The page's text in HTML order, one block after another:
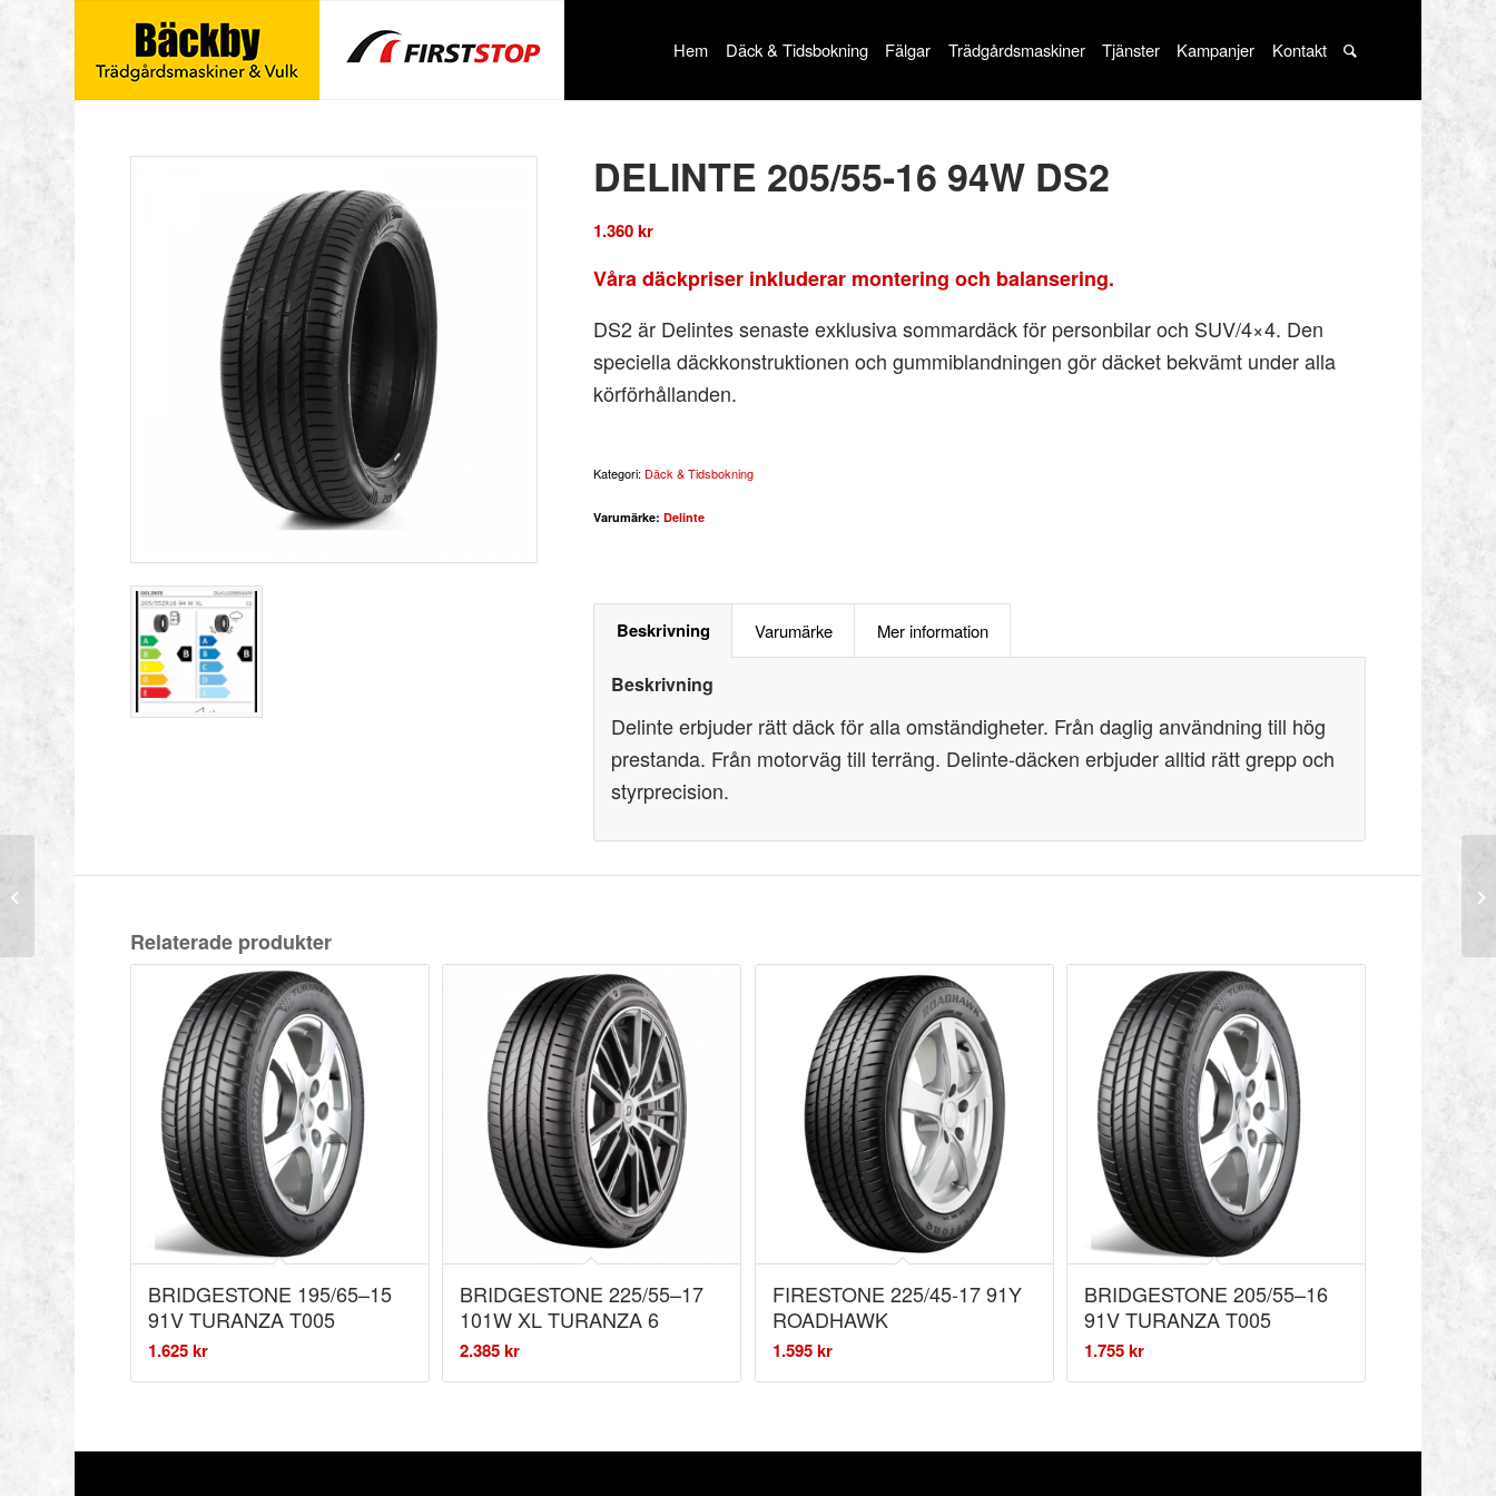
Hem Däck & Tidsbokning Fälgar Trädgårdsmaskiner Tjänster Kampanjer Kontakt
DELINTE 205/55-16 94W DS2
1.360kr
Våra däckpriser inkluderar montering och balansering.
DS2 är Delintes senaste exklusiva sommardäck för personbilar och SUV/4×4. Den
speciella däckkonstruktionen och gummiblandningen gör däcket bekvämt under alla
körförhållanden.
Kategori: Däck & Tidsbokning
Varumärke:Delinte
Beskrivning Varumärke Mer information
Beskrivning
Delinte erbjuder rätt däck för alla omständigheter. Från daglig användning till hög
prestanda. Från motorväg till terräng. Delinte-däcken erbjuder alltid rätt grepp och
styrprecision.
Relaterade produkter
BRIDGESTONE 195/65–15
91V TURANZA T005
1.625kr
BRIDGESTONE 225/55–17
101W XL TURANZA 6
2.385kr
FIRESTONE 225/45-17 91Y
ROADHAWK
1.595kr
BRIDGESTONE 205/55–16
91V TURANZA T005
1.755kr